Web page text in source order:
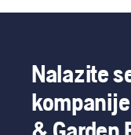
Nalazite